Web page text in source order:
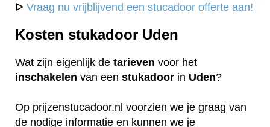
ᐅ Vraag nu vrijblijvend een stucadoor offerte aan!
Kosten stukadoor Uden
Wat zijn eigenlijk de tarieven voor het
inschakelen van een stukadoor in Uden?
Op prijzenstucadoor.nl voorzien we je graag van
de nodige informatie en kunnen we je